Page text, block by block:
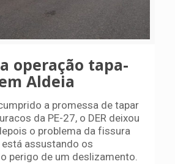
operação tapa-
Aldeia
a promessa de tapar
da PE-27, o DER deixou
o problema da fissura
está assustando os
perigo de um deslizamento.